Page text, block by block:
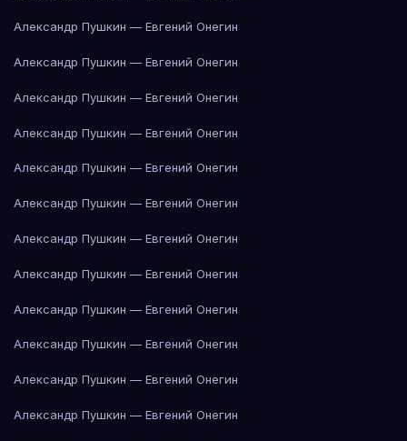
Александр Пушкин — Евгений Онегин
Александр Пушкин — Евгений Онегин
Александр Пушкин — Евгений Онегин
Александр Пушкин — Евгений Онегин
Александр Пушкин — Евгений Онегин
Александр Пушкин — Евгений Онегин
Александр Пушкин — Евгений Онегин
Александр Пушкин — Евгений Онегин
Александр Пушкин — Евгений Онегин
Александр Пушкин — Евгений Онегин
Александр Пушкин — Евгений Онегин
Александр Пушкин — Евгений Онегин